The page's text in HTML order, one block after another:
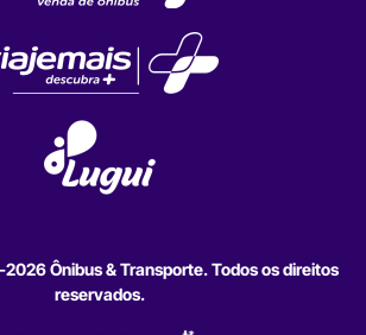
Ônibus & Transporte. Todos os direitos
reservados.